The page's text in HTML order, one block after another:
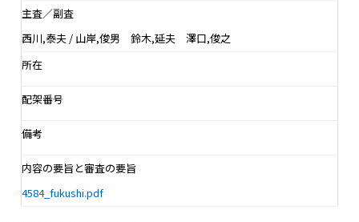
主査／副査
西川,泰夫 / 山岸,俊男 鈴木,延夫 澤口,俊之
所在
配架番号
備考
内容の要旨と審査の要旨
4584_fukushi.pdf